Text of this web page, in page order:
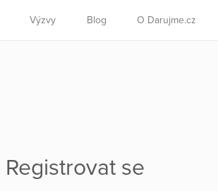
Výzvy Blog O Darujme.cz
Registrovat se